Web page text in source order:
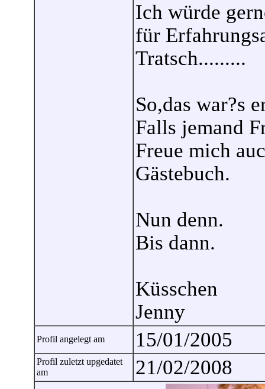
Ich würde
für
Tratsch.........
So,das war?s
Falls jemand
Freue mich
Gästebuch.
Nun denn.
Bis dann.
Küsschen
Jenny
Profil angelegt am 15/01/2005
Profil zuletzt upgedatet
am
21/02/2008